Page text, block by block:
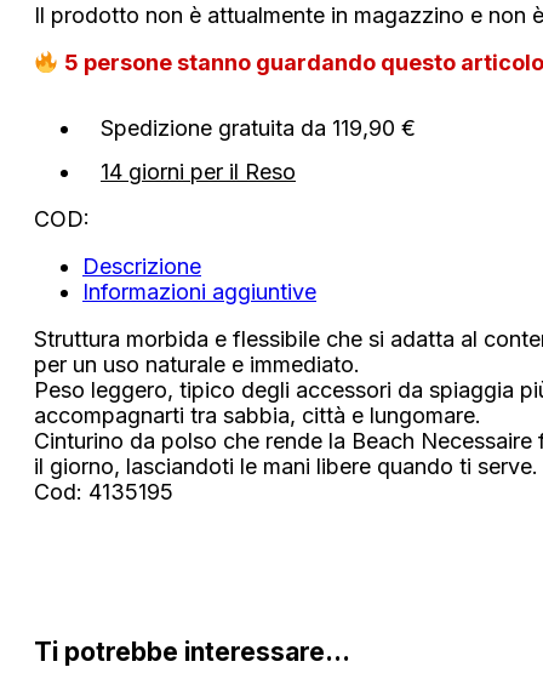
Il prodotto non è attualmente in magazzino e non
5 persone stanno guardando questo
Spedizione gratuita da 119,90 €
14 giorni per il Reso
COD:
Descrizione
Informazioni aggiuntive
Struttura morbida e flessibile che si adatta al
per un uso naturale e immediato.
Peso leggero, tipico degli accessori da spiaggia
accompagnarti tra sabbia, città e lungomare.
Cinturino da polso che rende la Beach
il giorno, lasciandoti le mani libere quando ti serve.
Cod: 4135195
Ti potrebbe interessare…